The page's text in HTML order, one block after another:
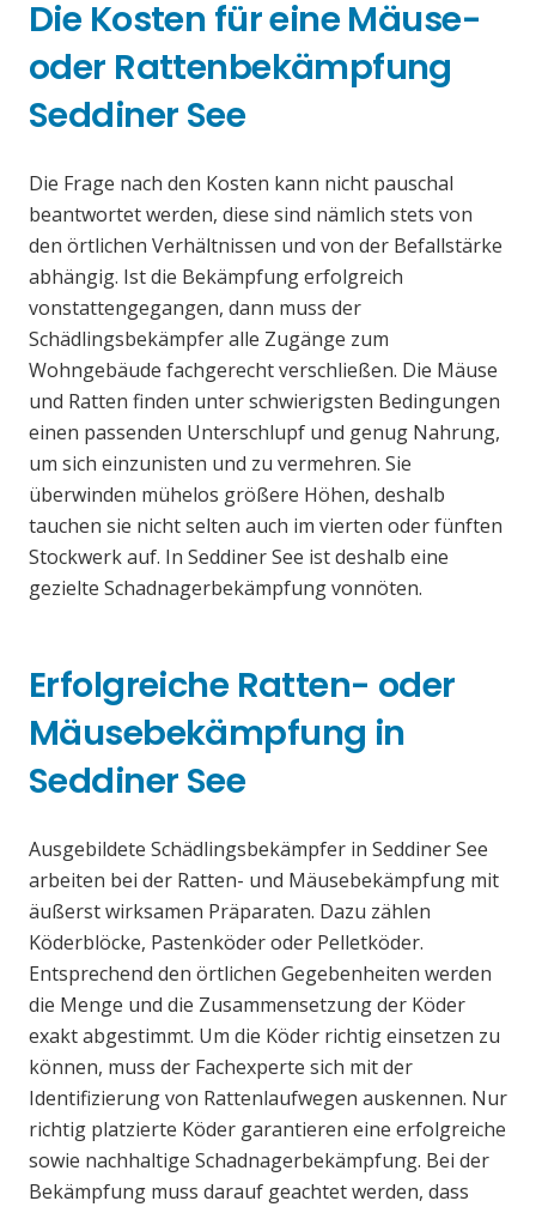
Die Kosten für eine Mäuse-
oder Rattenbekämpfung
Seddiner See
Die Frage nach den Kosten kann nicht pauschal
beantwortet werden, diese sind nämlich stets von
den örtlichen Verhältnissen und von der Befallstärke
abhängig. Ist die Bekämpfung erfolgreich
vonstattengegangen, dann muss der
Schädlingsbekämpfer alle Zugänge zum
Wohngebäude fachgerecht verschließen. Die Mäuse
und Ratten finden unter schwierigsten Bedingungen
einen passenden Unterschlupf und genug Nahrung,
um sich einzunisten und zu vermehren. Sie
überwinden mühelos größere Höhen, deshalb
tauchen sie nicht selten auch im vierten oder fünften
Stockwerk auf. In Seddiner See ist deshalb eine
gezielte Schadnagerbekämpfung vonnöten.
Erfolgreiche Ratten- oder
Mäusebekämpfung in
Seddiner See
Ausgebildete Schädlingsbekämpfer in Seddiner See
arbeiten bei der Ratten- und Mäusebekämpfung mit
äußerst wirksamen Präparaten. Dazu zählen
Köderblöcke, Pastenköder oder Pelletköder.
Entsprechend den örtlichen Gegebenheiten werden
die Menge und die Zusammensetzung der Köder
exakt abgestimmt. Um die Köder richtig einsetzen zu
können, muss der Fachexperte sich mit der
Identifizierung von Rattenlaufwegen auskennen. Nur
richtig platzierte Köder garantieren eine erfolgreiche
sowie nachhaltige Schadnagerbekämpfung. Bei der
Bekämpfung muss darauf geachtet werden, dass